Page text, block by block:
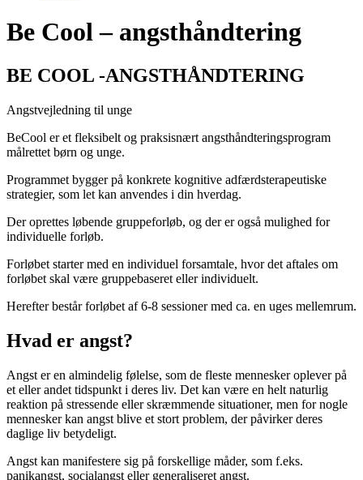
Be Cool – angsthåndtering
BE COOL -ANGSTHÅNDTERING
Angstvejledning til unge
BeCool er et fleksibelt og praksisnært angsthåndteringsprogram
målrettet børn og unge.
Programmet bygger på konkrete kognitive adfærdsterapeutiske
strategier, som let kan anvendes i din hverdag.
Der oprettes løbende gruppeforløb, og der er også mulighed for
individuelle forløb.
Forløbet starter med en individuel forsamtale, hvor det aftales om
forløbet skal være gruppebaseret eller individuelt.
Herefter består forløbet af 6-8 sessioner med ca. en uges mellemrum.
Hvad er angst?
Angst er en almindelig følelse, som de fleste mennesker oplever på
et eller andet tidspunkt i deres liv. Det kan være en helt naturlig
reaktion på stressende eller skræmmende situationer, men for nogle
mennesker kan angst blive et stort problem, der påvirker deres
daglige liv betydeligt.
Angst kan manifestere sig på forskellige måder, som f.eks.
panikangst, socialangst eller generaliseret angst.